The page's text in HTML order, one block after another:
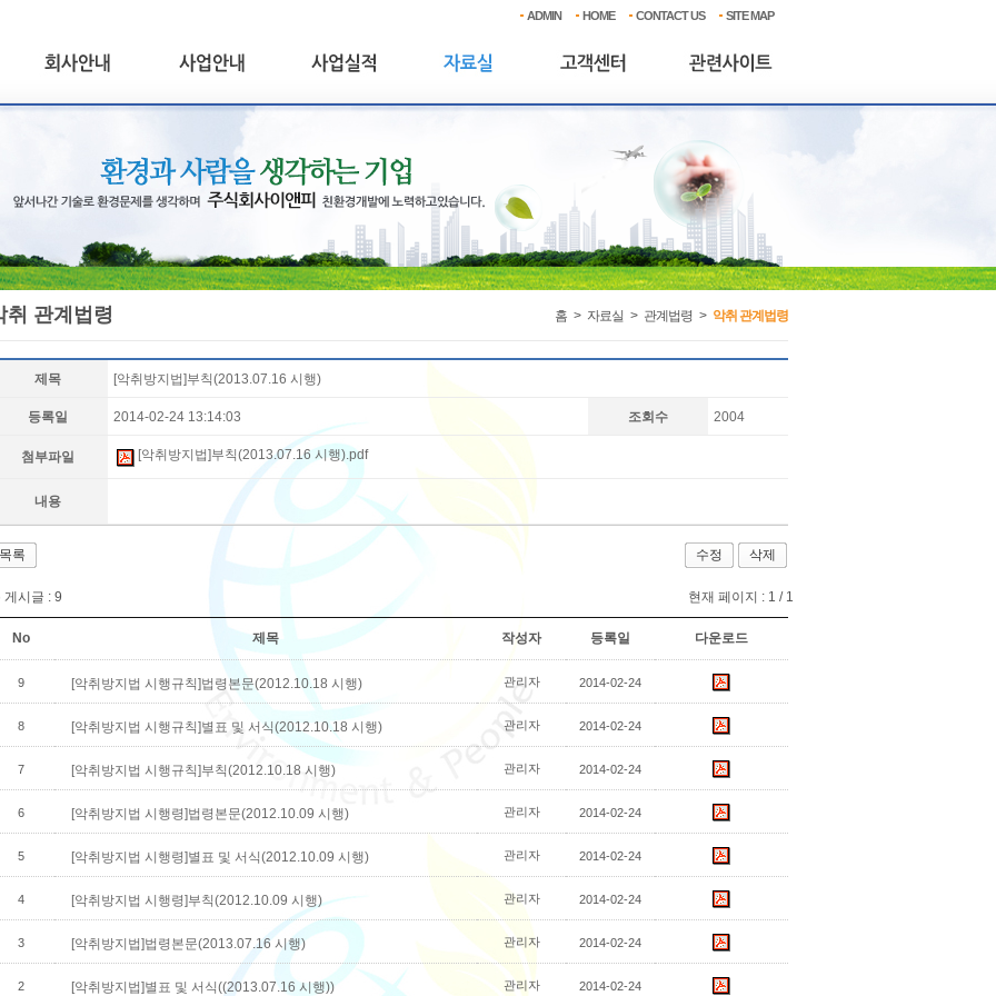
ADMIN HOME CONTACT US SITE MAP
홈 > 자료실 > 관계법령 > 악취 관계법령
취 관계법령
제목 [악취방지법]부칙(2013.07.16 시행)
등록일 2014-02-24 13:14:03 조회수 2004
첨부파일 [악취방지법]부칙(2013.07.16 시행).pdf
내용
목록 수정 삭제
게시글 : 9 현재 페이지 : 1 / 1
No 제목 작성자 등록일 다운로드
9 [악취방지법 시행규칙]법령본문(2012.10.18 시행) 관리자 2014-02-24
8 [악취방지법 시행규칙]별표 및 서식(2012.10.18 시행) 관리자 2014-02-24
7 [악취방지법 시행규칙]부칙(2012.10.18 시행) 관리자 2014-02-24
6 [악취방지법 시행령]법령본문(2012.10.09 시행) 관리자 2014-02-24
5 [악취방지법 시행령]별표 및 서식(2012.10.09 시행) 관리자 2014-02-24
4 [악취방지법 시행령]부칙(2012.10.09 시행) 관리자 2014-02-24
3 [악취방지법]법령본문(2013.07.16 시행) 관리자 2014-02-24
2 [악취방지법]별표 및 서식((2013.07.16 시행)) 관리자 2014-02-24